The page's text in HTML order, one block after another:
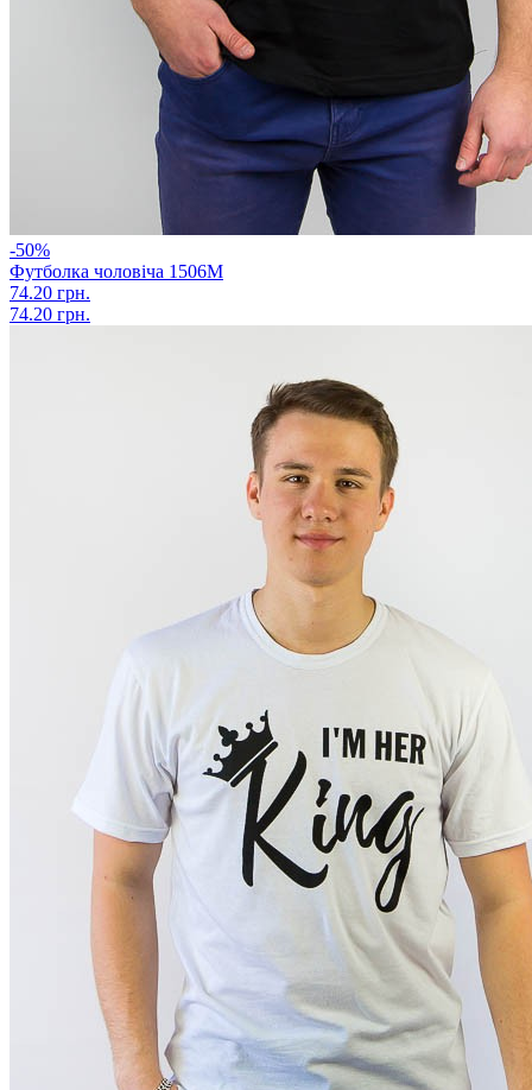
-50%
Футболка чоловіча 1506М
74.20 грн.
74.20 грн.